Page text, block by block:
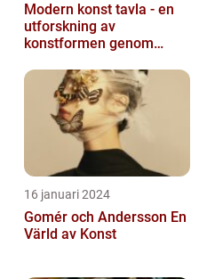
Modern konst tavla - en
utforskning av
konstformen genom
16 januari 2024
Gomér och Andersson En
Värld av Konst